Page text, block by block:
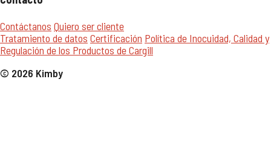
Contáctanos Quiero ser cliente
Tratamiento de datos Certificación Política de Inocuidad, Calidad y
Regulación de los Productos de Cargill
© 2026 Kimby